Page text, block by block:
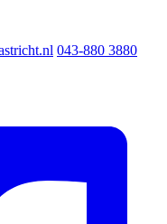
043-880 3880